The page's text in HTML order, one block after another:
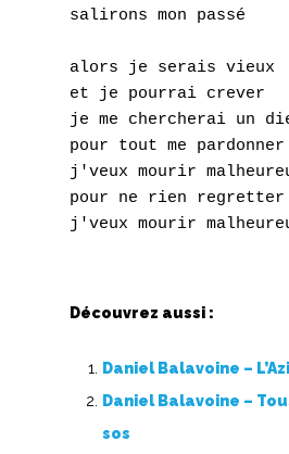
salirons mon passé
alors je serais vieux
et je pourrai crever
je me chercherai un
pour tout me pardonner
j'veux mourir
pour ne rien regretter
Découvrez aussi :
Daniel Balavoine –
Daniel Balavoine –
sos